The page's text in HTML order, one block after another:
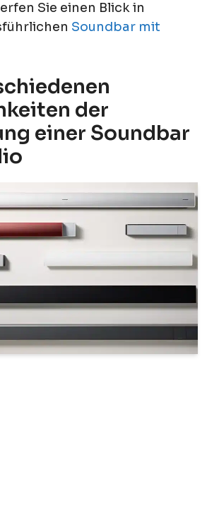
Sie einen Blick in
Soundbar mit
der
einer Soundbar